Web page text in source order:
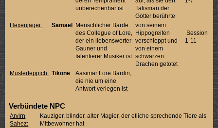
unberechenbar ist
Talisman der
Götter berührte
Hexenjäger: Samael
Menschlicher Barde
des Collegue of Lore,
der ein liebenswerter
Gauner und
talentierer Musiker ist
von seinem
Hippogreifen
verschleppt und
von einem
schwarzen
Drachen getötet
Session
1-11
Musterteppich: Tikone
Aasimar Lore Bardin,
die nie um eine
Antwort verlegen ist
Verbündete NPC
Arvirn
Sahez:
Kauziger, blinder, alter Magier, der etliche sprechende Tiere als
Mitbewohner hat